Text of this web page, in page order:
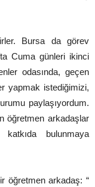
Bursa da görev
Cuma günleri ikinci
odasında, geçen
yapmak istediğimizi,
paylaşıyordum.
öğretmen arkadaşlar
bulunmaya
öğretmen arkadaş: “